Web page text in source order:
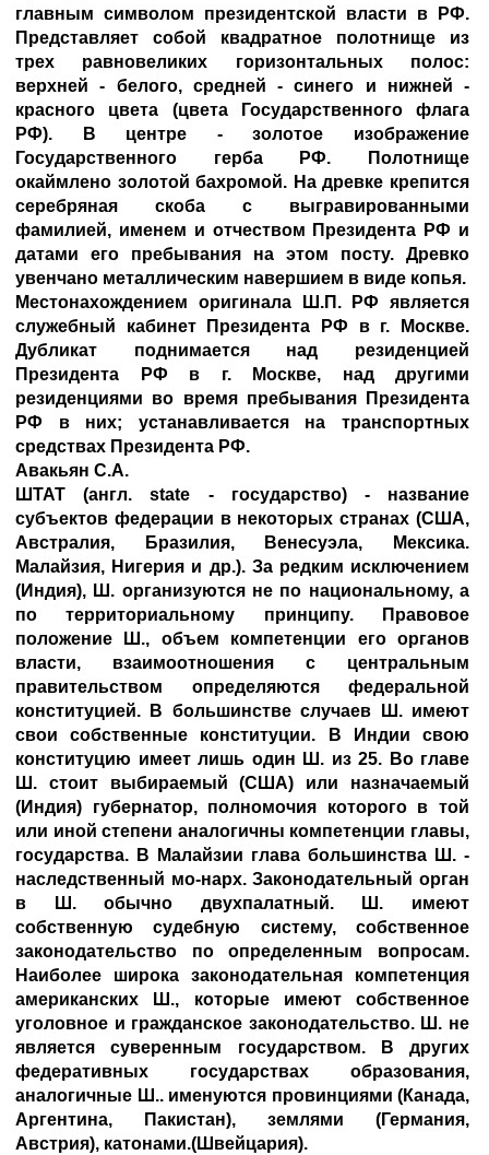
главным символом президентской власти в РФ.
Представляет собой квадратное полотнище из
трех равновеликих горизонтальных полос:
верхней - белого, средней - синего и нижней -
красного цвета (цвета Государственного флага
РФ). В центре - золотое изображение
Государственного герба РФ. Полотнище
окаймлено золотой бахромой. На древке крепится
серебряная скоба с выгравированными
фамилией, именем и отчеством Президента РФ и
датами его пребывания на этом посту. Древко
увенчано металлическим навершием в виде копья.
Местонахождением оригинала Ш.П. РФ является
служебный кабинет Президента РФ в г. Москве.
Дубликат поднимается над резиденцией
Президента РФ в г. Москве, над другими
резиденциями во время пребывания Президента
РФ в них; устанавливается на транспортных
средствах Президента РФ.
Авакьян С.А.
ШТАТ (англ. state - государство) - название
субъектов федерации в некоторых странах (США,
Австралия, Бразилия, Венесуэла, Мексика.
Малайзия, Нигерия и др.). За редким исключением
(Индия), Ш. организуются не по национальному, а
по территориальному принципу. Правовое
положение Ш., объем компетенции его органов
власти, взаимоотношения с центральным
правительством определяются федеральной
конституцией. В большинстве случаев Ш. имеют
свои собственные конституции. В Индии свою
конституцию имеет лишь один Ш. из 25. Во главе
Ш. стоит выбираемый (США) или назначаемый
(Индия) губернатор, полномочия которого в той
или иной степени аналогичны компетенции главы,
государства. В Малайзии глава большинства Ш. -
наследственный мо-нарх. Законодательный орган
в Ш. обычно двухпалатный. Ш. имеют
собственную судебную систему, собственное
законодательство по определенным вопросам.
Наиболее широка законодательная компетенция
американских Ш., которые имеют собственное
уголовное и гражданское законодательство. Ш. не
является суверенным государством. В других
федеративных государствах образования,
аналогичные Ш.. именуются провинциями (Канада,
Аргентина, Пакистан), землями (Германия,
Австрия), катонами.(Швейцария).